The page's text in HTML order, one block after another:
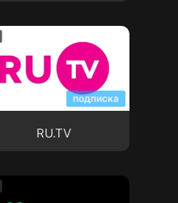
подписка
RU.TV